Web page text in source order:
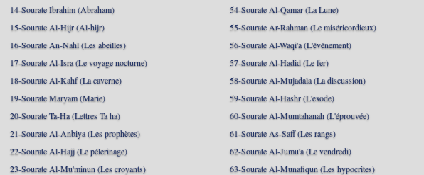
14-Sourate Ibrahim (Abraham)
15-Sourate Al-Hijr (Al-hijr)
16-Sourate An-Nahl (Les abeilles)
17-Sourate Al-Isra (Le voyage nocturne)
18-Sourate Al-Kahf (La caverne)
19-Sourate Maryam (Marie)
20-Sourate Ta-Ha (Lettres Ta ha)
21-Sourate Al-Anbiya (Les prophètes)
22-Sourate Al-Hajj (Le pélerinage)
23-Sourate Al-Mu'minun (Les croyants)
54-Sourate Al-Qamar (La Lune)
55-Sourate Ar-Rahman (Le miséricordieux)
56-Sourate Al-Waqi'a (L'événement)
57-Sourate Al-Hadid (Le fer)
58-Sourate Al-Mujadala (La discussion)
59-Sourate Al-Hashr (L'exode)
60-Sourate Al-Mumtahanah (L'éprouvée)
61-Sourate As-Saff (Les rangs)
62-Sourate Al-Jumu'a (Le vendredi)
63-Sourate Al-Munafiqun (Les hypocrites)